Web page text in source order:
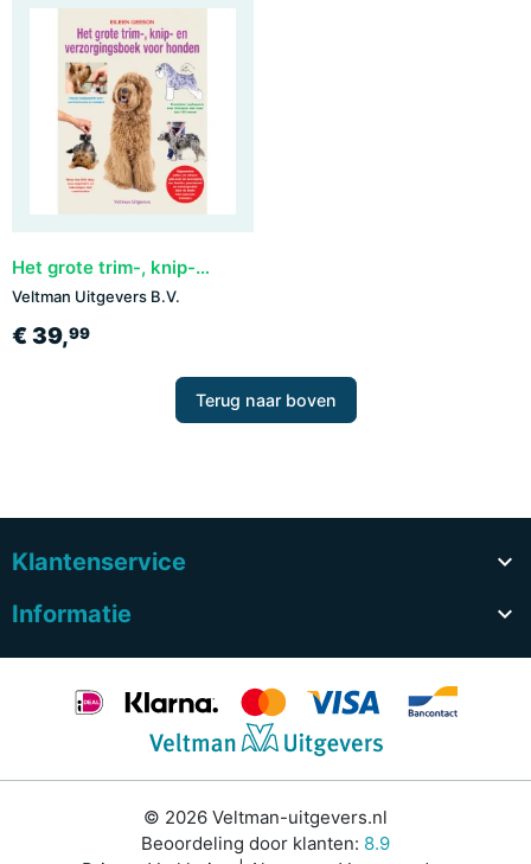
Het grote trim-, knip- en verzorgingsboek voor honden
Veltman Uitgevers B.V.
€ 39,99
Terug naar boven
Klantenservice

Informatie

© 2026 Veltman-uitgevers.nl
Beoordeling door klanten: 8.9